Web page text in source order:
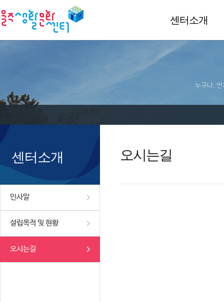
센터소개
누구나, 언
센터소개
인사말
설립목적 및 현황
오시는길
오시는길